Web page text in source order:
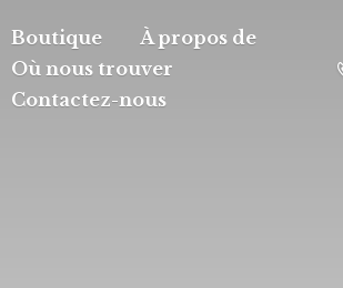
Boutique
À propos de
Où nous trouver
Contactez-nous